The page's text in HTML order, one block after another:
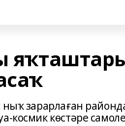
зарарлаған
космик көстәре